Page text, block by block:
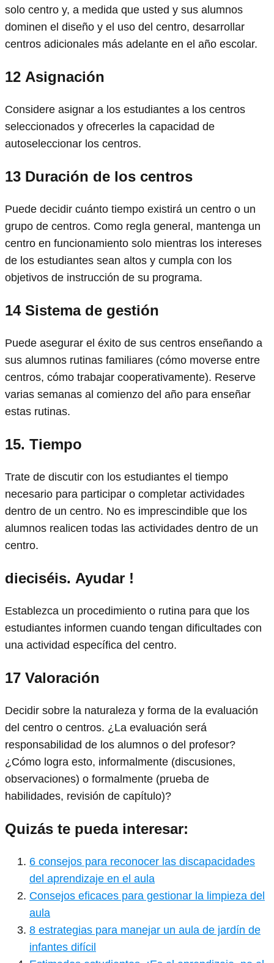
solo centro y, a medida que usted y sus alumnos
dominen el diseño y el uso del centro, desarrollar
centros adicionales más adelante en el año escolar.
12 Asignación
Considere asignar a los estudiantes a los centros
seleccionados y ofrecerles la capacidad de
autoseleccionar los centros.
13 Duración de los centros
Puede decidir cuánto tiempo existirá un centro o un
grupo de centros. Como regla general, mantenga un
centro en funcionamiento solo mientras los intereses
de los estudiantes sean altos y cumpla con los
objetivos de instrucción de su programa.
14 Sistema de gestión
Puede asegurar el éxito de sus centros enseñando a
sus alumnos rutinas familiares (cómo moverse entre
centros, cómo trabajar cooperativamente). Reserve
varias semanas al comienzo del año para enseñar
estas rutinas.
15. Tiempo
Trate de discutir con los estudiantes el tiempo
necesario para participar o completar actividades
dentro de un centro. No es imprescindible que los
alumnos realicen todas las actividades dentro de un
centro.
dieciséis. Ayudar !
Establezca un procedimiento o rutina para que los
estudiantes informen cuando tengan dificultades con
una actividad específica del centro.
17 Valoración
Decidir sobre la naturaleza y forma de la evaluación
del centro o centros. ¿La evaluación será
responsabilidad de los alumnos o del profesor?
¿Cómo logra esto, informalmente (discusiones,
observaciones) o formalmente (prueba de
habilidades, revisión de capítulo)?
Quizás te pueda interesar:
6 consejos para reconocer las discapacidades
del aprendizaje en el aula
Consejos eficaces para gestionar la limpieza del
aula
8 estrategias para manejar un aula de jardín de
infantes difícil